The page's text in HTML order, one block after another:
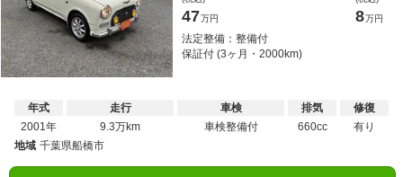
47万円 8万円
法定整備：整備付
保証付 (3ヶ月・2000km)
年式
2001年
走行
9.3万km
車検
車検整備付
排気
660cc
修復
有り
地域 千葉県船橋市